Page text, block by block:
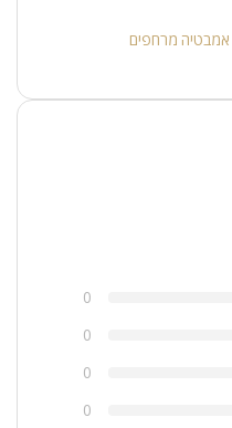
אמבטיה מרחפים
0
0
0
0